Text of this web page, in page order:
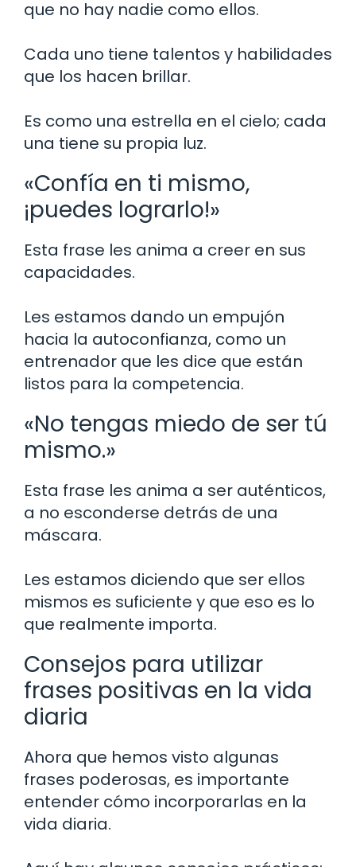
que no hay nadie como ellos.
Cada uno tiene talentos y habilidades
que los hacen brillar.
Es como una estrella en el cielo; cada
una tiene su propia luz.
«Confía en ti mismo,
¡puedes lograrlo!»
Esta frase les anima a creer en sus
capacidades.
Les estamos dando un empujón
hacia la autoconfianza, como un
entrenador que les dice que están
listos para la competencia.
«No tengas miedo de ser tú
mismo.»
Esta frase les anima a ser auténticos,
a no esconderse detrás de una
máscara.
Les estamos diciendo que ser ellos
mismos es suficiente y que eso es lo
que realmente importa.
Consejos para utilizar
frases positivas en la vida
diaria
Ahora que hemos visto algunas
frases poderosas, es importante
entender cómo incorporarlas en la
vida diaria.